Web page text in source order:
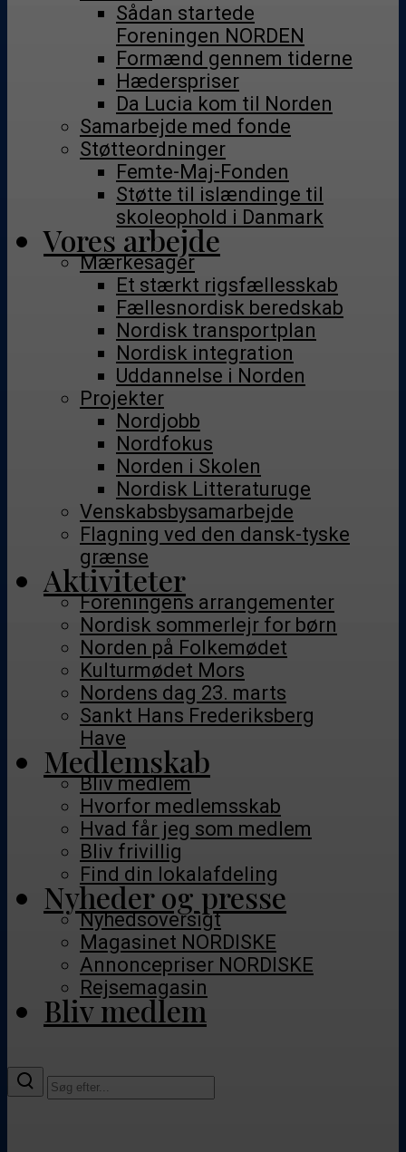
Sådan startede
Foreningen NORDEN
Formænd gennem tiderne
Hæderspriser
Da Lucia kom til Norden
Samarbejde med fonde
Støtteordninger
Femte-Maj-Fonden
Støtte til islændinge til
skoleophold i Danmark
Vores arbejde
Mærkesager
Et stærkt rigsfællesskab
Fællesnordisk beredskab
Nordisk transportplan
Nordisk integration
Uddannelse i Norden
Projekter
Nordjobb
Nordfokus
Norden i Skolen
Nordisk Litteraturuge
Venskabsbysamarbejde
Flagning ved den dansk-tyske
grænse
Aktiviteter
Foreningens arrangementer
Nordisk sommerlejr for børn
Norden på Folkemødet
Kulturmødet Mors
Nordens dag 23. marts
Sankt Hans Frederiksberg
Have
Medlemskab
Bliv medlem
Hvorfor medlemsskab
Hvad får jeg som medlem
Bliv frivillig
Find din lokalafdeling
Nyheder og presse
Nyhedsoversigt
Magasinet NORDISKE
Annoncepriser NORDISKE
Rejsemagasin
Bliv medlem